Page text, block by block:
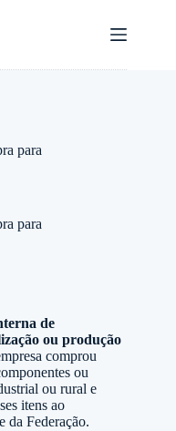
para
para
de
ou produção
comprou
ou
ou rural e
itens ao
da Federação.